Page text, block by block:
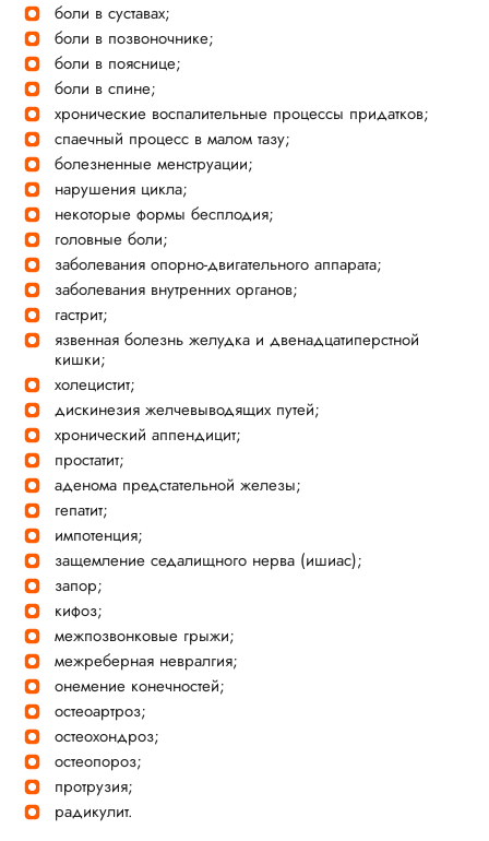
боли в суставах;
боли в позвоночнике;
боли в пояснице;
боли в спине;
хронические воспалительные процессы придатков;
спаечный процесс в малом тазу;
болезненные менструации;
нарушения цикла;
некоторые формы бесплодия;
головные боли;
заболевания опорно-двигательного аппарата;
заболевания внутренних органов;
гастрит;
язвенная болезнь желудка и двенадцатиперстной
кишки;
холецистит;
дискинезия желчевыводящих путей;
хронический аппендицит;
простатит;
аденома предстательной железы;
гепатит;
импотенция;
защемление седалищного нерва (ишиас);
запор;
кифоз;
межпозвонковые грыжи;
межреберная невралгия;
онемение конечностей;
остеоартроз;
остеохондроз;
остеопороз;
протрузия;
радикулит.